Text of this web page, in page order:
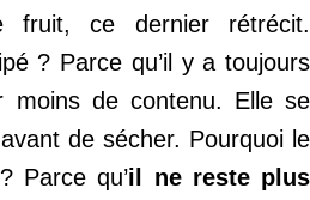
fruit, ce dernier rétrécit.
? Parce qu’il y a toujours
moins de contenu. Elle se
de sécher. Pourquoi le
Parce qu’il ne reste plus